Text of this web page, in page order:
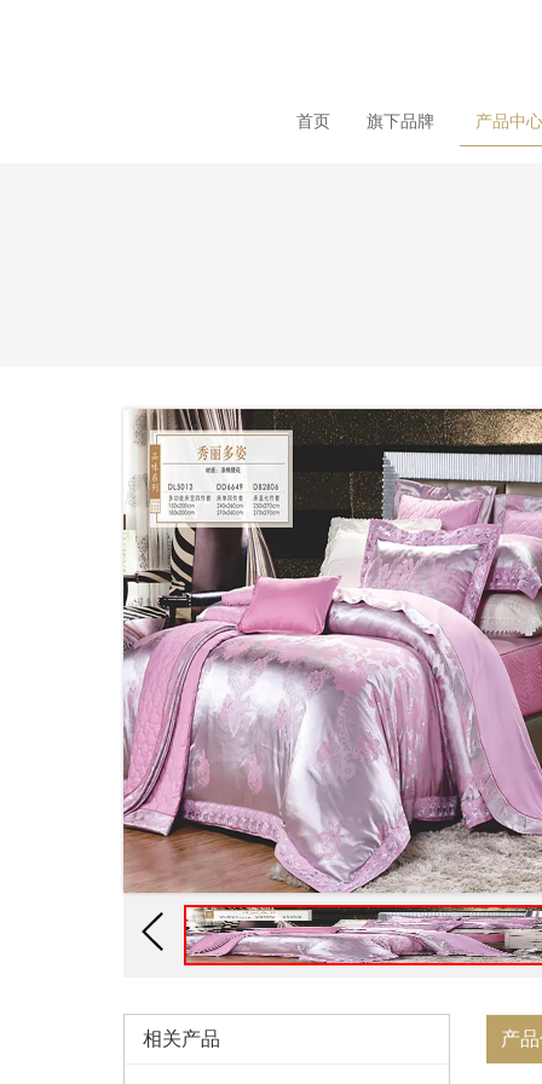
首页 旗下品牌 产品中
相关产品 产